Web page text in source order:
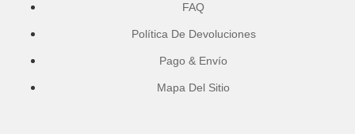
FAQ
Política De Devoluciones
Pago & Envío
Mapa Del Sitio